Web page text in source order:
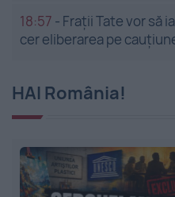
18:57 - Frații Tate vor să
cer eliberarea pe
HAI România!